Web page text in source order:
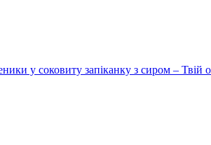
у соковиту запіканку з сиром – Твій